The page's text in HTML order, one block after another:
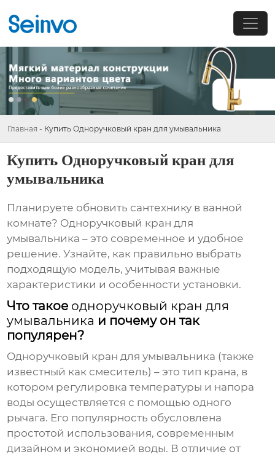
Главная - Купить Одноручковый кран для умывальника
Купить Одноручковый кран для
умывальника
Планируете обновить сантехнику в ванной
комнате? Одноручковый кран для
умывальника – это современное и удобное
решение. Узнайте, как правильно выбрать
подходящую модель, учитывая важные
характеристики и особенности установки.
Что такое одноручковый кран для
умывальника и почему он так
популярен?
Одноручковый кран для умывальника (также
известный как смеситель) – это тип крана, в
котором регулировка температуры и напора
воды осуществляется с помощью одного
рычага. Его популярность обусловлена
простотой использования, современным
дизайном и экономией воды. В отличие от